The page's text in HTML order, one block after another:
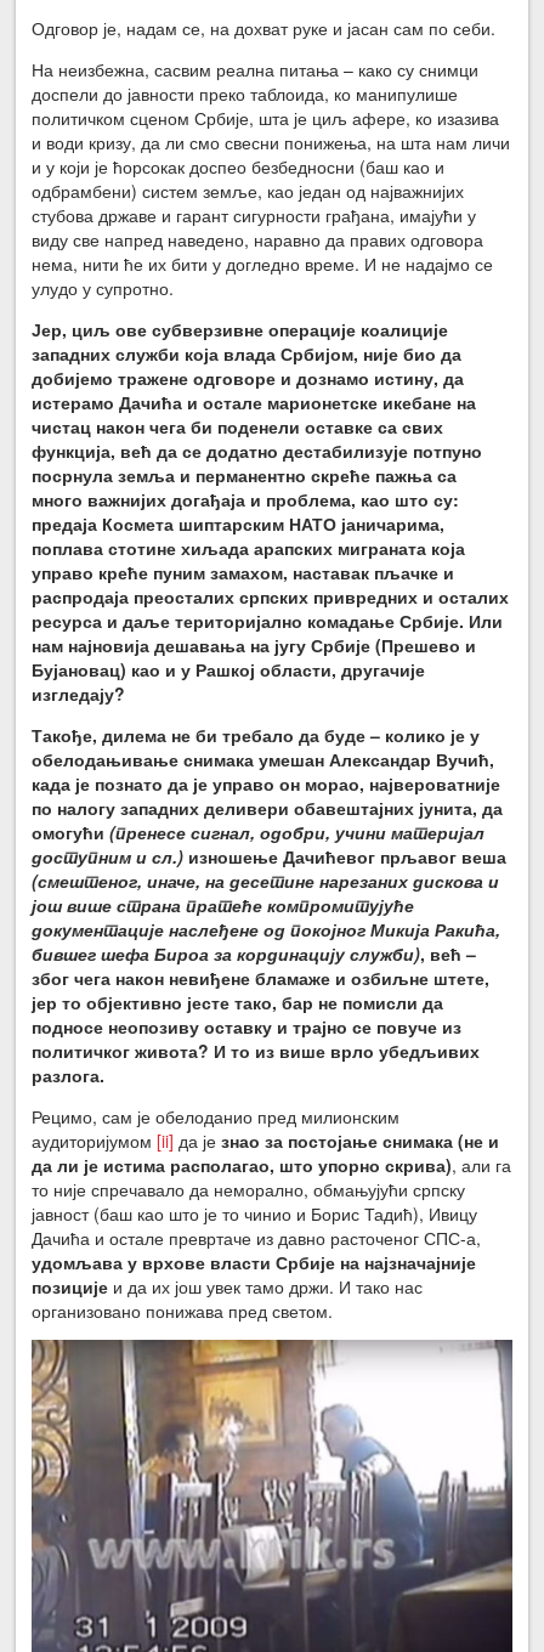
Одговор је, надам се, на дохват руке и јасан сам по себи.
На неизбежна, сасвим реална питања – како су снимци
доспели до јавности преко таблоида, ко манипулише
политичком сценом Србије, шта је циљ афере, ко изазива
и води кризу, да ли смо свесни понижења, на шта нам личи
и у који је ћорсокак доспео безбедносни (баш као и
одбрамбени) систем земље, као један од најважнијих
стубова државе и гарант сигурности грађана, имајући у
виду све напред наведено, наравно да правих одговора
нема, нити ће их бити у догледно време. И не надајмо се
улудо у супротно.
Јер, циљ ове субверзивне операције коалиције
западних служби која влада Србијом, није био да
добијемо тражене одговоре и дознамо истину, да
истерамо Дачића и остале марионетске икебане на
чистац након чега би поденели оставке са свих
функција, већ да се додатно дестабилизује потпуно
посрнула земља и перманентно скреће пажња са
много важнијих догађаја и проблема, као што су:
предаја Космета шиптарским НАТО јаничарима,
поплава стотине хиљада арапских миграната која
управо креће пуним замахом, наставак пљачке и
распродаја преосталих српских привредних и осталих
ресурса и даље територијално комадање Србије. Или
нам најновија дешавања на југу Србије (Прешево и
Бујановац) као и у Рашкој области, другачије
изгледају?
Такође, дилема не би требало да буде – колико је у
обелодањивање снимака умешан Александар Вучић,
када је познато да је управо он морао, највероватније
по налогу западних деливери обавештајних јунита, да
омогући (пренесе сигнал, одобри, учини материјал
доступним и сл.) изношење Дачићевог прљавог веша
(смештеног, иначе, на десетине нарезаних дискова и
још више страна пратеће компромитујуће
документације наслеђене од покојног Микија Ракића,
бившег шефа Бироа за кординацију служби), већ –
због чега након невиђене бламаже и озбиљне штете,
јер то објективно јесте тако, бар не помисли да
подносе неопозиву оставку и трајно се повуче из
политичког живота? И то из више врло убедљивих
разлога.
Рецимо, сам је обелоданио пред милионским
аудиторијумом [ii] да језнао за постојање снимака (не и
да ли је истима располагао, што упорно скрива), али га
то није спречавало да неморално, обмањујући српску
јавност (баш као што је то чинио и Борис Тадић), Ивицу
Дачића и остале превртаче из давно расточеног СПС-а,
удомљава у врхове власти Србије на најзначајније
позиције и да их још увек тамо држи. И тако нас
организовано понижава пред светом.